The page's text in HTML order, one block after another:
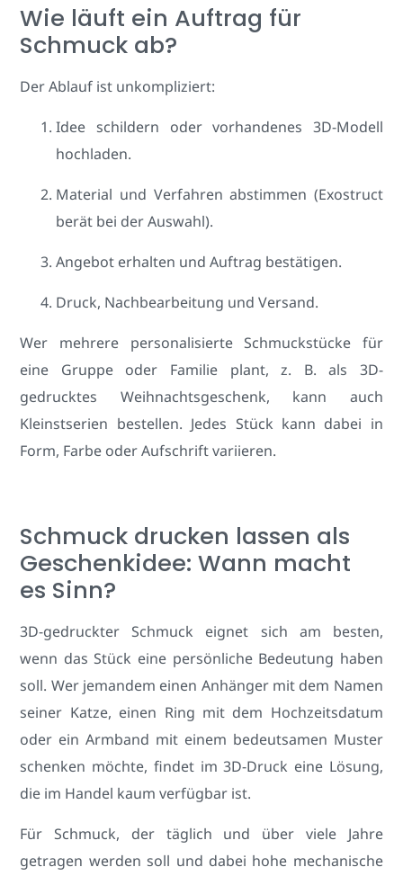
Wie läuft ein Auftrag für
Schmuck ab?
Der Ablauf ist unkompliziert:
Idee schildern oder vorhandenes 3D-Modell
hochladen.
Material und Verfahren abstimmen (Exostruct
berät bei der Auswahl).
Angebot erhalten und Auftrag bestätigen.
Druck, Nachbearbeitung und Versand.
Wer mehrere personalisierte Schmuckstücke für
eine Gruppe oder Familie plant, z. B. als 3D-
gedrucktes Weihnachtsgeschenk, kann auch
Kleinstserien bestellen. Jedes Stück kann dabei in
Form, Farbe oder Aufschrift variieren.
Schmuck drucken lassen als
Geschenkidee: Wann macht
es Sinn?
3D-gedruckter Schmuck eignet sich am besten,
wenn das Stück eine persönliche Bedeutung haben
soll. Wer jemandem einen Anhänger mit dem Namen
seiner Katze, einen Ring mit dem Hochzeitsdatum
oder ein Armband mit einem bedeutsamen Muster
schenken möchte, findet im 3D-Druck eine Lösung,
die im Handel kaum verfügbar ist.
Für Schmuck, der täglich und über viele Jahre
getragen werden soll und dabei hohe mechanische